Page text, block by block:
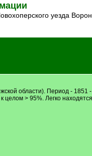
уезда
области). Период -
> 95%. Легко